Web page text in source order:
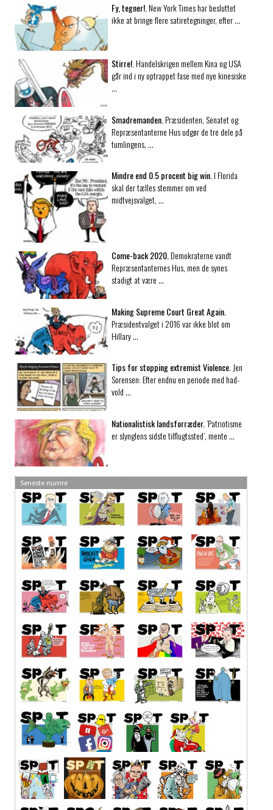
Fy, tegner!. New York Times har besluttet
ikke at bringe flere satiretegninger, efter …
Stirre!. Handelskrigen mellem Kina og USA
går ind i ny optrappet fase med nye kinesiske
…
Smadremanden. Præsidenten, Senatet og
Repræsentanterne Hus udgør de tre dele på
tumlingens, …
Mindre end 0.5 procent big win. I Florida
skal der tælles stemmer om ved
midtvejsvalget, …
Come-back 2020. Demokraterne vandt
Repræsentanternes Hus, men de synes
stadigt at være …
Making Supreme Court Great Again.
Præsidentvalget i 2016 var ikke blot om
Hillary …
Tips for stopping extremist Violence. Jen
Sorensen: Efter endnu en periode med had-
vold …
Nationalistisk landsforræder. ’Patriotisme
er slynglens sidste tilflugtssted’, mente …
Seneste numre